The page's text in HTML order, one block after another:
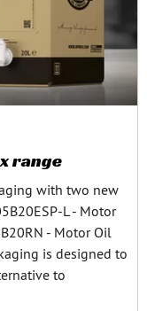
range
with two new
L - Motor
- Motor Oil
is designed to
to